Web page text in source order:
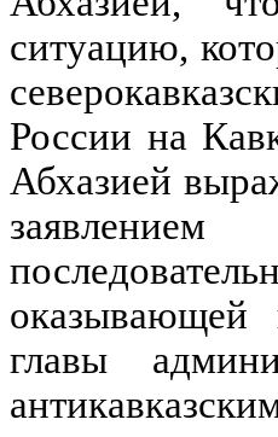
ситуацию,
России на
Абхазией
оказывающей
главы